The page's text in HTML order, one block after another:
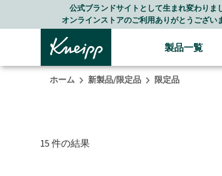
Skip to main content
Skip to footer content
式ブランドサイトとして生まれ変わりました。
ラインストアのご利用ありがとうございました。
製品一覧
ホーム 新製品/限定品 限定品
15 件の結果